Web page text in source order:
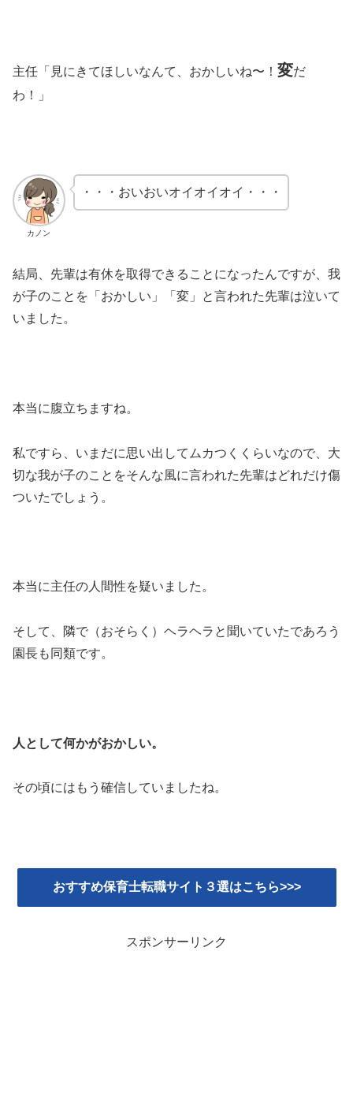
主任「見にきてほしいなんて、おかしいね〜！ 変だ
わ！」
カノン
・・・おいおいオイオイオイ・・・
結局、先輩は有休を取得できることになったんですが、我
が子のことを「おかしい」「変」と言われた先輩は泣いて
いました。
本当に腹立ちますね。
私ですら、いまだに思い出してムカつくくらいなので、大
切な我が子のことをそんな風に言われた先輩はどれだけ傷
ついたでしょう。
本当に主任の人間性を疑いました。
そして、隣で（おそらく）ヘラヘラと聞いていたであろう
園長も同類です。
人として何かがおかしい。
その頃にはもう確信していましたね。
おすすめ保育士転職サイト３選はこちら>>>
スポンサーリンク